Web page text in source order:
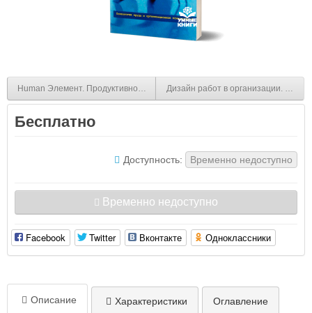
Human Элемент. Продуктивность, самооценка и конечный результат.
Дизайн работ в организации.
Бесплатно
Доступность: Временно недоступно
Временно недоступно
Facebook Twitter Вконтакте Одноклассники
Описание Характеристики Оглавление